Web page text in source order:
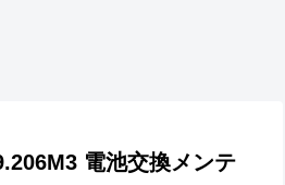
電池交換メンテ